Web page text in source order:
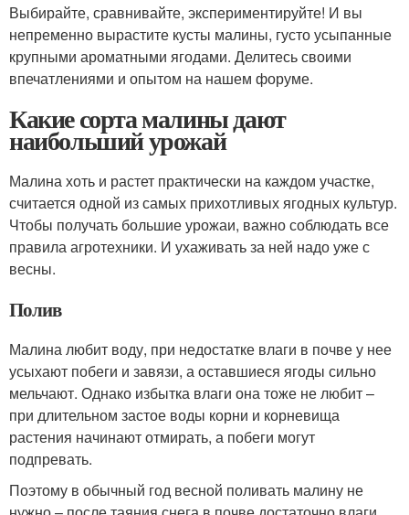
Выбирайте, сравнивайте, экспериментируйте! И вы
непременно вырастите кусты малины, густо усыпанные
крупными ароматными ягодами. Делитесь своими
впечатлениями и опытом на нашем форуме.
Какие сорта малины дают
наибольший урожай
Малина хоть и растет практически на каждом участке,
считается одной из самых прихотливых ягодных культур.
Чтобы получать большие урожаи, важно соблюдать все
правила агротехники. И ухаживать за ней надо уже с
весны.
Полив
Малина любит воду, при недостатке влаги в почве у нее
усыхают побеги и завязи, а оставшиеся ягоды сильно
мельчают. Однако избытка влаги она тоже не любит –
при длительном застое воды корни и корневища
растения начинают отмирать, а побеги могут
подпревать.
Поэтому в обычный год весной поливать малину не